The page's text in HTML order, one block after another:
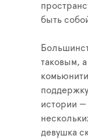
быть
таковым,
истории —
девушка